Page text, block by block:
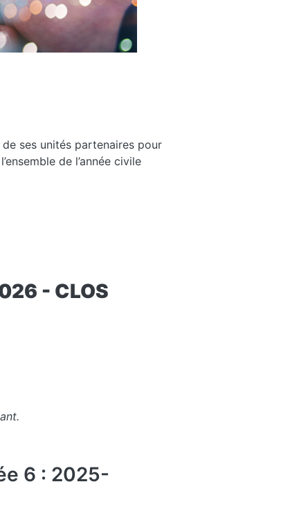
ses unités partenaires pour
de l’année civile
- CLOS
6 : 2025-